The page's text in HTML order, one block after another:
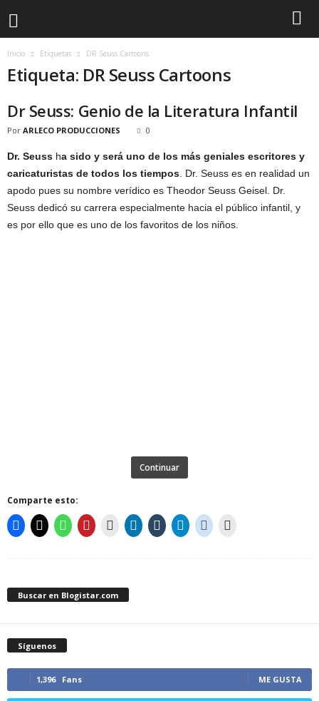
Inicio Etiquetas DR Seuss Cartoons
Etiqueta: DR Seuss Cartoons
Dr Seuss: Genio de la Literatura Infantil
Por ARLECO PRODUCCIONES 0
Dr. Seuss ha sido y será uno de los más geniales escritores y
caricaturistas de todos los tiempos . Dr. Seuss es en realidad un
apodo pues su nombre verídico es Theodor Seuss Geisel. Dr.
Seuss dedicó su carrera especialmente hacia el público infantil, y
es por ello que es uno de los favoritos de los niños.
Continuar
Comparte esto:
Buscar en Blogistar.com
Síguenos
1,396 Fans ME GUSTA